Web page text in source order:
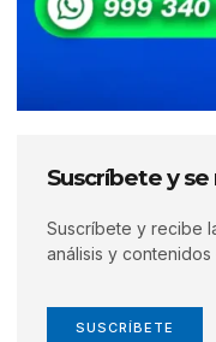
Suscríbete y
Suscríbete y recibe
análisis y contenidos
SUSCRÍBETE